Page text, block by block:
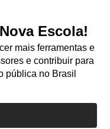
Escola!
mais ferramentas e
e contribuir para
pública no Brasil